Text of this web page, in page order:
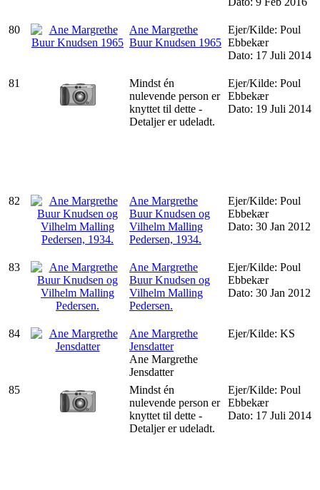
80
Ane Margrethe
Buur Knudsen 1965
Ejer/Kilde: Poul
Ebbekær
Dato: 17 Juli 2014
81
Mindst én
nulevende person er
knyttet til dette -
Detaljer er udeladt.
Ejer/Kilde: Poul
Ebbekær
Dato: 19 Juli 2014
82
Ane Margrethe
Buur Knudsen og
Vilhelm Malling
Pedersen, 1934.
Ejer/Kilde: Poul
Ebbekær
Dato: 30 Jan 2012
83
Ane Margrethe
Buur Knudsen og
Vilhelm Malling
Pedersen.
Ejer/Kilde: Poul
Ebbekær
Dato: 30 Jan 2012
84
Ane Margrethe
Jensdatter
Ane Margrethe
Jensdatter
Ejer/Kilde: KS
85
Mindst én
nulevende person er
knyttet til dette -
Detaljer er udeladt.
Ejer/Kilde: Poul
Ebbekær
Dato: 17 Juli 2014